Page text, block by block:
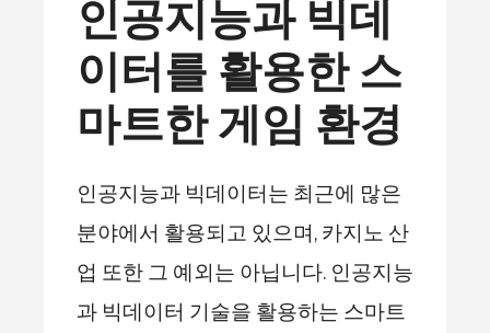
인공지능과 빅데
이터를 활용한 스
마트한 게임 환경
인공지능과 빅데이터는 최근에 많은
분야에서 활용되고 있으며, 카지노 산
업 또한 그 예외는 아닙니다. 인공지능
과 빅데이터 기술을 활용하는 스마트